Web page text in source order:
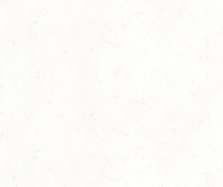
Britt Roth wird Deutsche Vize-Meisterin